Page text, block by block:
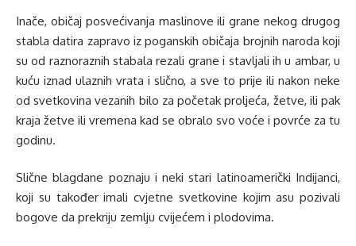
Inače, običaj posvećivanja maslinove ili grane nekog drugog
stabla datira zapravo iz poganskih običaja brojnih naroda koji
su od raznoraznih stabala rezali grane i stavljali ih u ambar, u
kuću iznad ulaznih vrata i slično, a sve to prije ili nakon neke
od svetkovina vezanih bilo za početak proljeća, žetve, ili pak
kraja žetve ili vremena kad se obralo svo voće i povrće za tu
godinu.
Slične blagdane poznaju i neki stari latinoamerički Indijanci,
koji su također imali cvjetne svetkovine kojim asu pozivali
bogove da prekriju zemlju cvijećem i plodovima.